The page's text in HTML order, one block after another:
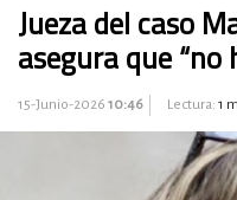
Jueza del caso
asegura que
15-Junio-2026 10:46 Lectura: 1